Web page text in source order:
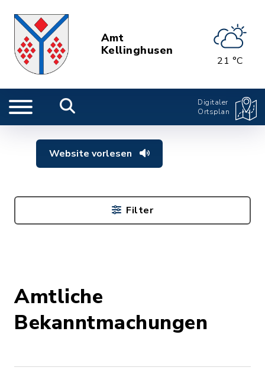
Amt
Kellinghusen
21 °C
Digitaler
Ortsplan
Website vorlesen
Amtliche
Bekanntmachungen
Filter